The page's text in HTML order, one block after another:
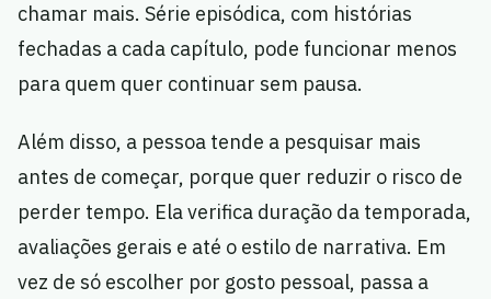
chamar mais. Série episódica, com histórias
fechadas a cada capítulo, pode funcionar menos
para quem quer continuar sem pausa.
Além disso, a pessoa tende a pesquisar mais
antes de começar, porque quer reduzir o risco de
perder tempo. Ela verifica duração da temporada,
avaliações gerais e até o estilo de narrativa. Em
vez de só escolher por gosto pessoal, passa a